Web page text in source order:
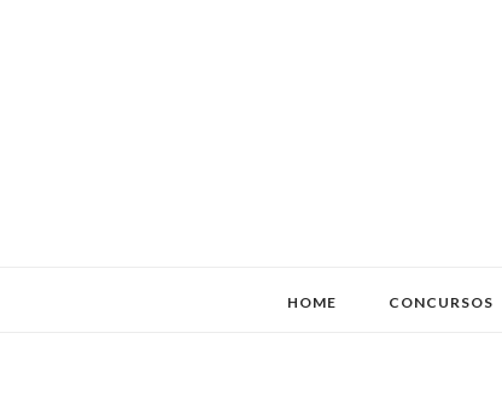
HOME CONCURSOS